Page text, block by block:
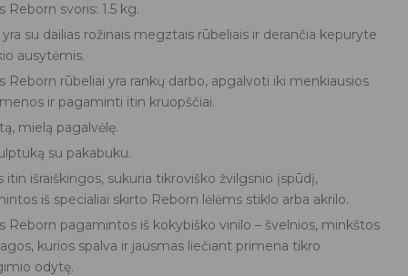
Reborn svoris: 1.5 kg.
yra su dailias rožinais megztais rūbeliais ir derančia kepuryte
ausytėmis.
Reborn rūbeliai yra rankų darbo, apgalvoti iki menkiausios
ir pagaminti itin kruopščiai.
mielą pagalvėlę.
su pakabuku.
itin išraiškingos, sukuria tikroviško žvilgsnio įspūdį,
iš specialiai skirto Reborn lėlėms stiklo arba akrilo.
Reborn pagamintos iš kokybiško vinilo – švelnios, minkštos
kurios spalva ir jausmas liečiant primena tikro
odytę.